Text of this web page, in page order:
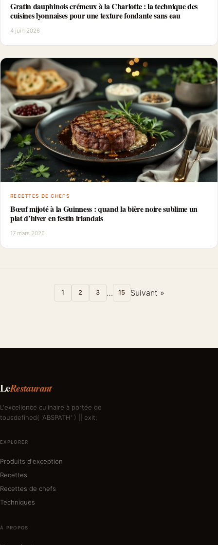
Gratin dauphinois crémeux à la Charlotte : la technique des
cuisines lyonnaises pour une texture fondante sans eau
4 juin 2026
RECETTES DE CHEFS
Bœuf mijoté à la Guinness : quand la bière noire sublime un
plat d’hiver en festin irlandais
17 mars 2026
1 2 3 … 15 Suivant »
LeRestaurant
L'excellence culinaire à portée de
tousdefined( 'ABSPATH' ) || exit;
EXPLORER
Produits d'exception
Recettes
Recettes de chefs
Techniques
À PROPOS